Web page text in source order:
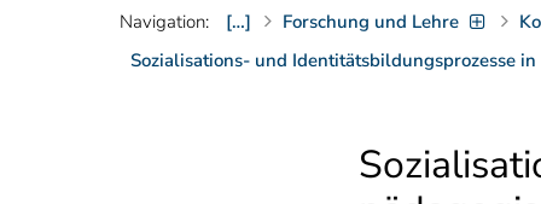
Navigation: […] Forschung und Lehre
Sozialisations- und Identitätsbildungsprozesse